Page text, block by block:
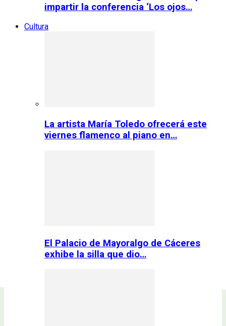
impartir la conferencia ‘Los ojos…
Cultura
La artista María Toledo ofrecerá este
viernes flamenco al piano en…
El Palacio de Mayoralgo de Cáceres
exhibe la silla que dio…